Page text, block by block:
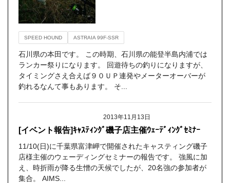
SPEED HOUND ASTRAIA 99F-SSR
石川県の本田です。 この時期、石川県の能登半島内浦では
ランカー祭りになります。 回遊待ちの釣りになりますが、
タイミングさえ合えば９０ＵＰ連発やメーターオーバーが
釣れるなんて事もあります。 そ...
2013年11月13日
[イベント報告]ｷｬｽﾃｨﾝｸﾞ磯子店主催ｳｪｰﾃﾞｨﾝｸﾞｾﾐﾅｰ
11/10(日)に千葉県富津岬で開催されたキャスティング磯子
店様主催のウェーディングセミナーの報告です。 強風に加
え、時折雨が降る生憎の天候でしたが、20名強の参加者が
集合。 AIMS...